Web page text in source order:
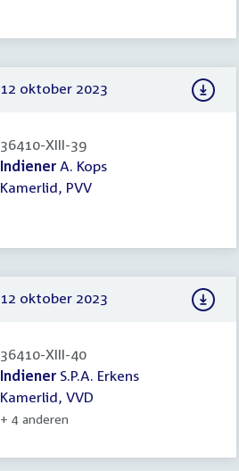
12 oktober 2023
36410-XIII-39
IndienerA. Kops
Kamerlid, PVV
12 oktober 2023
36410-XIII-40
IndienerS.P.A. Erkens
Kamerlid, VVD
+ 4 anderen